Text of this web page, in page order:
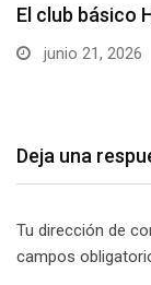
El club básico
junio 21, 2026
Deja una
Tu dirección de
campos